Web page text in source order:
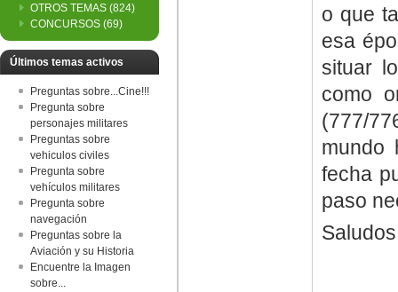
OTROS TEMAS (824)
CONCURSOS (69)
Últimos temas activos
Preguntas sobre...Cine!!!
Pregunta sobre
personajes militares
Preguntas sobre
vehiculos civiles
Pregunta sobre
vehículos militares
Pregunta sobre
navegación
Preguntas sobre la
Aviación y su Historia
Encuentre la Imagen
sobre...
o que
esa
situar
como
(777/
mundo
fecha
paso